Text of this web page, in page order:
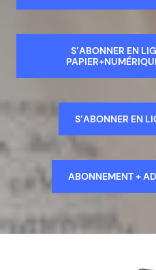
S’ABONNER EN
S’ABONNER EN
ABONNEMENT +